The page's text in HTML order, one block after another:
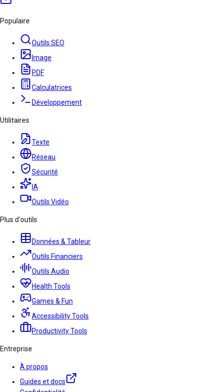
Populaire
Outils SEO
Image
PDF
Calculatrices
Développement
Utilitaires
Texte
Réseau
Sécurité
IA
Outils Vidéo
Plus d'outils
Données & Tableur
Outils Financiers
Outils Audio
Health Tools
Games & Fun
Accessibility Tools
Productivity Tools
Entreprise
À propos
Guides et docs